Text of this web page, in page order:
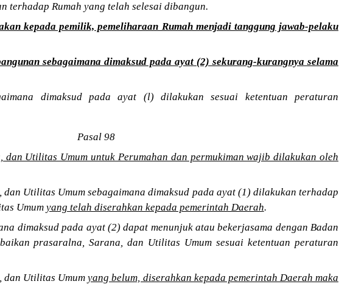
terhadap Rumah yang telah selesai dibangun.
kepada pemilik, pemeliharaan Rumah menjadi tanggung jawab-pelaku
sebagaimana dimaksud pada ayat (2) sekurang-kurangnya selama
dimaksud pada ayat (l) dilakukan sesuai ketentuan peraturan
Pasal 98
dan Utilitas Umum untuk Perumahan dan permukiman wajib dilakukan oleh
Utilitas Umum sebagaimana dimaksud pada ayat (1) dilakukan terhadap
Umum yang telah diserahkan kepada pemerintah Daerah.
dimaksud pada ayat (2) dapat menunjuk atau bekerjasama dengan Badan
prasaralna, Sarana, dan Utilitas Umum sesuai ketentuan peraturan
dan Utilitas Umumyang belum, diserahkan kepada pemerintah Daerah maka